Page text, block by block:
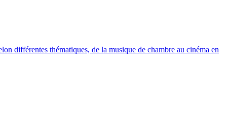
différentes thématiques, de la musique de chambre au cinéma en